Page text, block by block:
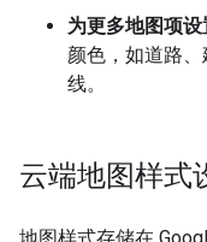
为更多地图项
颜色，如道路
线。
云端地图样式